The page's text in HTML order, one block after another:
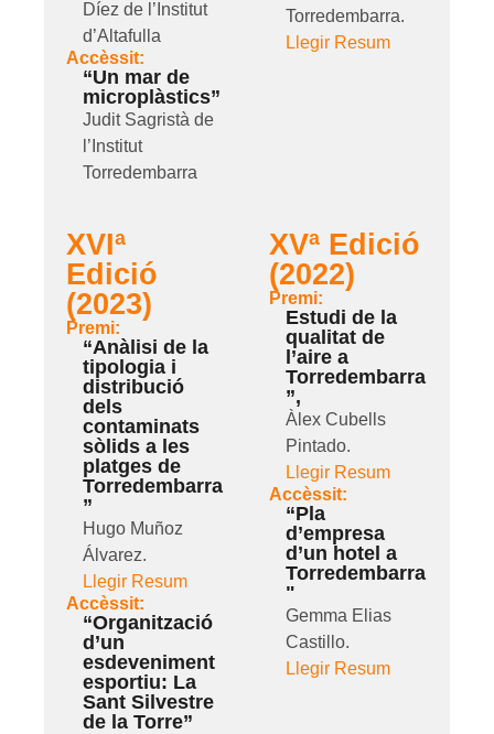
Díez de l’Institut
d’Altafulla
Accèssit:
“Un mar de
microplàstics”
Judit Sagristà de
l’Institut
Torredembarra
Torredembarra.
Llegir Resum
XVIª
Edició
(2023)
Premi:
“Anàlisi de la
tipologia i
distribució
dels
contaminats
sòlids a les
platges de
Torredembarra
”
Hugo Muñoz
Álvarez.
Llegir Resum
Accèssit:
“Organització
d’un
esdeveniment
esportiu: La
Sant Silvestre
de la Torre”
XVª Edició
(2022)
Premi:
Estudi de la
qualitat de
l’aire a
Torredembarra
”,
Àlex Cubells
Pintado.
Llegir Resum
Accèssit:
“Pla
d’empresa
d’un hotel a
Torredembarra
"
Gemma Elias
Castillo.
Llegir Resum